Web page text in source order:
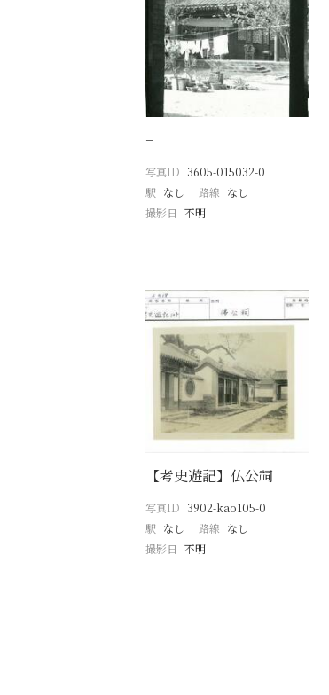
−
写真ID 3605-015032-0
駅 なし 路線 なし
撮影日 不明
【考史遊記】仏公祠
写真ID 3902-kao105-0
駅 なし 路線 なし
撮影日 不明